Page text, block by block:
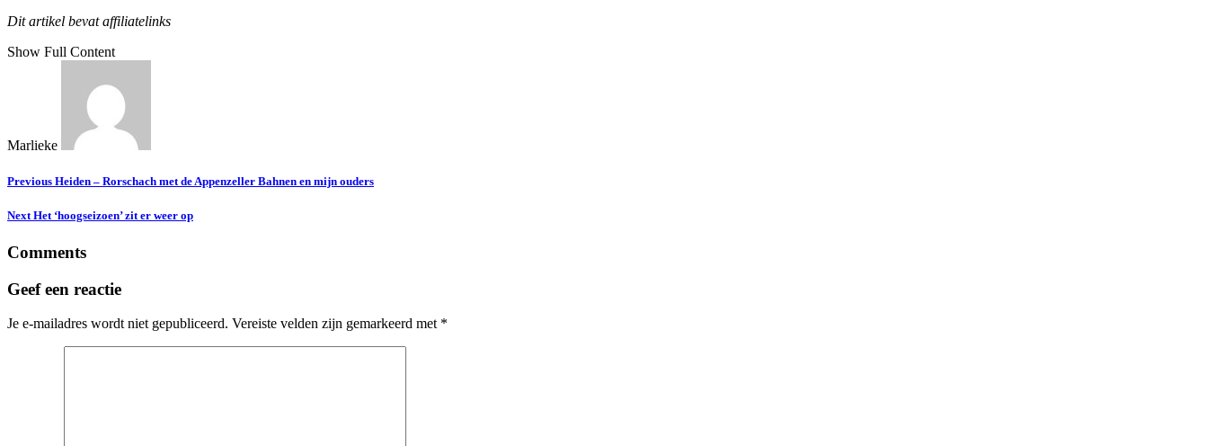
Dit artikel bevat affiliatelinks
Show Full Content
Marlieke
Previous Heiden – Rorschach met de Appenzeller Bahnen en mijn ouders
Next Het ‘hoogseizoen’ zit er weer op
Comments
Geef een reactie
Je e-mailadres wordt niet gepubliceerd. Vereiste velden zijn gemarkeerd met *